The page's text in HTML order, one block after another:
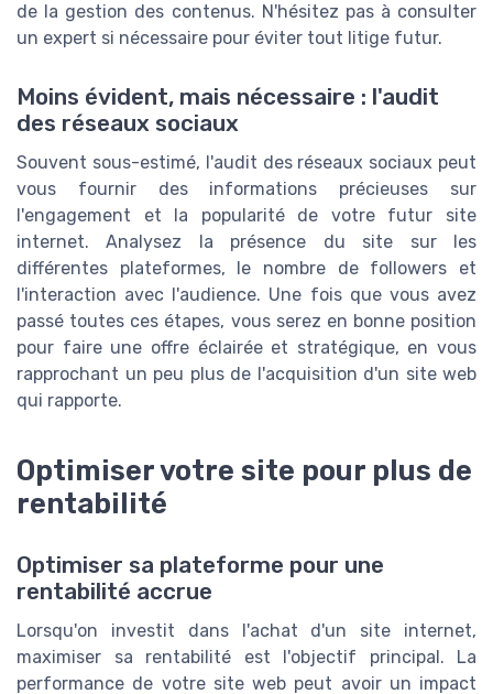
de la gestion des contenus. N'hésitez pas à consulter
un expert si nécessaire pour éviter tout litige futur.
Moins évident, mais nécessaire : l'audit
des réseaux sociaux
Souvent sous-estimé, l'audit des réseaux sociaux peut
vous fournir des informations précieuses sur
l'engagement et la popularité de votre futur site
internet. Analysez la présence du site sur les
différentes plateformes, le nombre de followers et
l'interaction avec l'audience. Une fois que vous avez
passé toutes ces étapes, vous serez en bonne position
pour faire une offre éclairée et stratégique, en vous
rapprochant un peu plus de l'acquisition d'un site web
qui rapporte.
Optimiser votre site pour plus de
rentabilité
Optimiser sa plateforme pour une
rentabilité accrue
Lorsqu'on investit dans l'achat d'un site internet,
maximiser sa rentabilité est l'objectif principal. La
performance de votre site web peut avoir un impact